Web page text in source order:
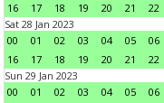
16
17 18 19 20 21 22
Sat 28 Jan 2023
00
01 02 03 04 05 06
16
17 18 19 20 21 22
Sun 29 Jan 2023
00
01 02 03 04 05 06